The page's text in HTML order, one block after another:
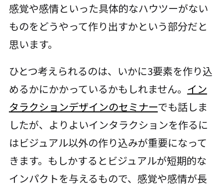
感覚や感情といった具体的なハウツーがない
ものをどうやって作り出すかという部分だと
思います。
ひとつ考えられるのは、いかに3要素を作り込
めるかにかかっているかもしれません。 イン
タラクションデザインのセミナーでも話しま
したが、よりよいインタラクションを作るに
はビジュアル以外の作り込みが重要になって
きます。もしかするとビジュアルが短期的な
インパクトを与えるもので、感覚や感情が長